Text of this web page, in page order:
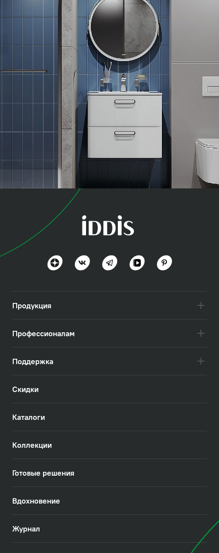
Оптима Хоум (Optima
Польза и функциональность
Продукция
Профессионалам
Поддержка
Скидки
Каталоги
Коллекции
Готовые решения
Вдохновение
Журнал